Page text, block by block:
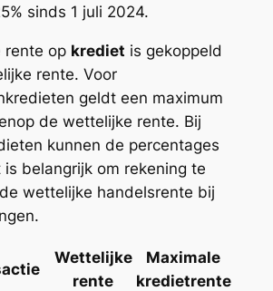
sinds 1 juli 2024.
rente op krediet is gekoppeld
rente. Voor
geldt een maximum
de wettelijke rente. Bij
kunnen de percentages
belangrijk om rekening te
wettelijke handelsrente bij
Wettelijke
rente
Maximale
kredietrente